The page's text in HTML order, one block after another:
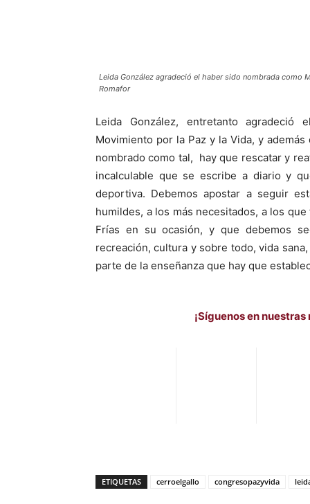
Leida González agradeció el haber sido nombrada como
Romafor
Leida González, entretanto
Movimiento por la Paz y la Vida, y
nombrado como tal, hay que rescatar y
incalculable que se escribe a diario y
deportiva. Debemos apostar a seguir
humildes, a los más necesitados, a los
Frías en su ocasión, y que debemos
recreación, cultura y sobre todo, vida
parte de la enseñanza que hay que
¡Síguenos en
ETIQUETAS cerroelgallo congresopazyvida